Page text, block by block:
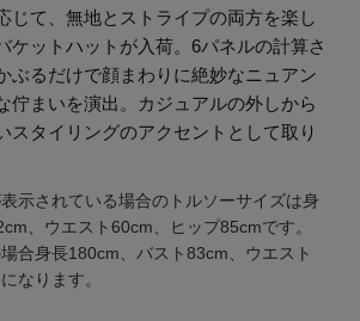
じて、無地とストライプの両方を楽し
ケットハットが入荷。6パネルの計算さ
ぶるだけで顔まわりに絶妙なニュアン
佇まいを演出。カジュアルの外しから
スタイリングのアクセントとして取り
示されている場合のトルソーサイズは身
、ウエスト60cm、ヒップ85cmです。
合身長180cm、バスト83cm、ウエスト
なります。